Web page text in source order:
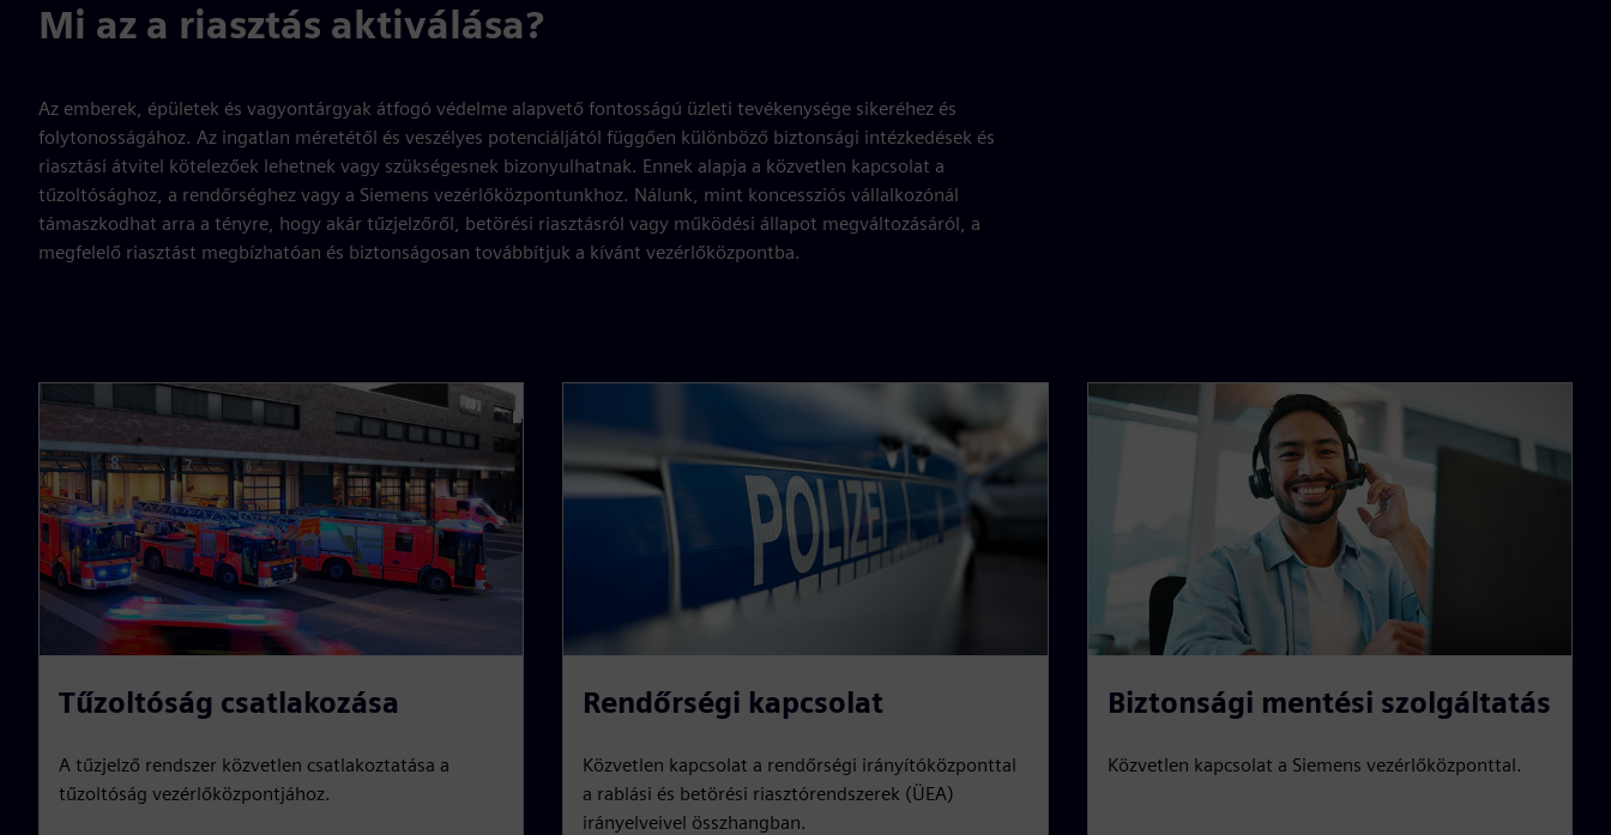
Mi az a riasztás aktiválása?
Az emberek, épületek és vagyontárgyak átfogó védelme alapvető fontosságú üzleti tevékenysége sikeréhez és
folytonosságához. Az ingatlan méretétől és veszélyes potenciáljától függően különböző biztonsági intézkedések és
riasztási átvitel kötelezőek lehetnek vagy szükségesnek bizonyulhatnak. Ennek alapja a közvetlen kapcsolat a
tűzoltósághoz, a rendőrséghez vagy a Siemens vezérlőközpontunkhoz. Nálunk, mint koncessziós vállalkozónál
támaszkodhat arra a tényre, hogy akár tűzjelzőről, betörési riasztásról vagy működési állapot megváltozásáról, a
megfelelő riasztást megbízhatóan és biztonságosan továbbítjuk a kívánt vezérlőközpontba.
Tűzoltóság csatlakozása
A tűzjelző rendszer közvetlen csatlakoztatása a
tűzoltóság vezérlőközpontjához.
Rendőrségi kapcsolat
Közvetlen kapcsolat a rendőrségi irányítóközponttal
a rablási és betörési riasztórendszerek (ÜEA)
irányelveivel összhangban.
Biztonsági mentési szolgáltatás
Közvetlen kapcsolat a Siemens vezérlőközponttal.